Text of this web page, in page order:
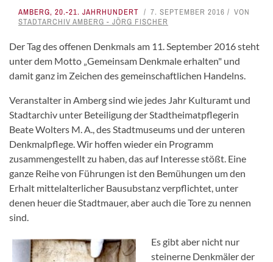
AMBERG, 20.-21. JAHRHUNDERT 7. SEPTEMBER 2016
VON
STADTARCHIV AMBERG - JÖRG FISCHER
Der Tag des offenen Denkmals am 11. September 2016 steht
unter dem Motto „Gemeinsam Denkmale erhalten" und
damit ganz im Zeichen des gemeinschaftlichen Handelns.
Veranstalter in Amberg sind wie jedes Jahr Kulturamt und
Stadtarchiv unter Beteiligung der Stadtheimatpflegerin
Beate Wolters M. A., des Stadtmuseums und der unteren
Denkmalpflege. Wir hoffen wieder ein Programm
zusammengestellt zu haben, das auf Interesse stößt. Eine
ganze Reihe von Führungen ist den Bemühungen um den
Erhalt mittelalterlicher Bausubstanz verpflichtet, unter
denen heuer die Stadtmauer, aber auch die Tore zu nennen
sind.
Es gibt aber nicht nur
steinerne Denkmäler der